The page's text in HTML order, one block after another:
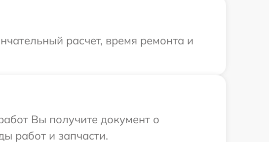
расчет, время ремонта и
Вы получите документ о
работ и запчасти.